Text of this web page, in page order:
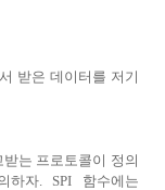
받은 데이터를 저기
받는 프로토콜이 정의
하자. SPI 함수에는